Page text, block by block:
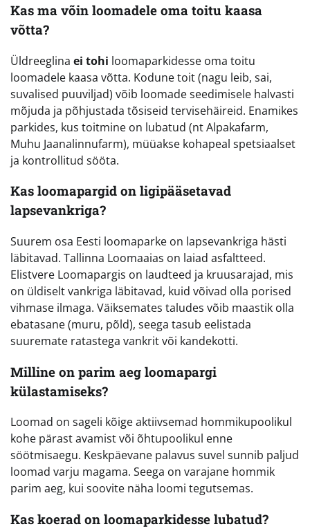
Kas ma võin loomadele oma toitu kaasa
võtta?
Üldreeglina ei tohi loomaparkidesse oma toitu
loomadele kaasa võtta. Kodune toit (nagu leib, sai,
suvalised puuviljad) võib loomade seedimisele halvasti
mõjuda ja põhjustada tõsiseid tervisehäireid. Enamikes
parkides, kus toitmine on lubatud (nt Alpakafarm,
Muhu Jaanalinnufarm), müüakse kohapeal spetsiaalset
ja kontrollitud sööta.
Kas loomapargid on ligipääsetavad
lapsevankriga?
Suurem osa Eesti loomaparke on lapsevankriga hästi
läbitavad. Tallinna Loomaaias on laiad asfaltteed.
Elistvere Loomapargis on laudteed ja kruusarajad, mis
on üldiselt vankriga läbitavad, kuid võivad olla porised
vihmase ilmaga. Väiksemates taludes võib maastik olla
ebatasane (muru, põld), seega tasub eelistada
suuremate ratastega vankrit või kandekotti.
Milline on parim aeg loomapargi
külastamiseks?
Loomad on sageli kõige aktiivsemad hommikupoolikul
kohe pärast avamist või õhtupoolikul enne
söötmisaegu. Keskpäevane palavus suvel sunnib paljud
loomad varju magama. Seega on varajane hommik
parim aeg, kui soovite näha loomi tegutsemas.
Kas koerad on loomaparkidesse lubatud?